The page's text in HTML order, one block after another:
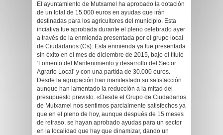
El ayuntamiento de Mutxamel ha aprobado la dotación
de un total de 15.000 euros en ayudas que irán
destinadas para los agricultores del municipio. Esta
inciativa fue aprobada durante el pleno celebrado ayer
a través de la enmienda presentada por el grupo local
de Ciudadanos (Cs). Esta enmienda ya fue presentada
sin éxito en el mes de diciembre de 2015, bajo el título
‘Fomento del Mantenimiento y desarrollo del Sector
Agrario Local’ y con una partida de 30.000 euros.
Desde la agrupación han manifestado su satisfacción
aunque han lamentado la reducción a la mitad del
presupuesto previsto. «Desde el Grupo de Ciudadanos
de Mutxamel nos sentimos parcialmente satisfechos ya
que en el pleno de hoy, aunque después de 15 meses
de retraso, se hayan aprobado ayudas para un sector
en la localidad que hay que dinamizar, dando un